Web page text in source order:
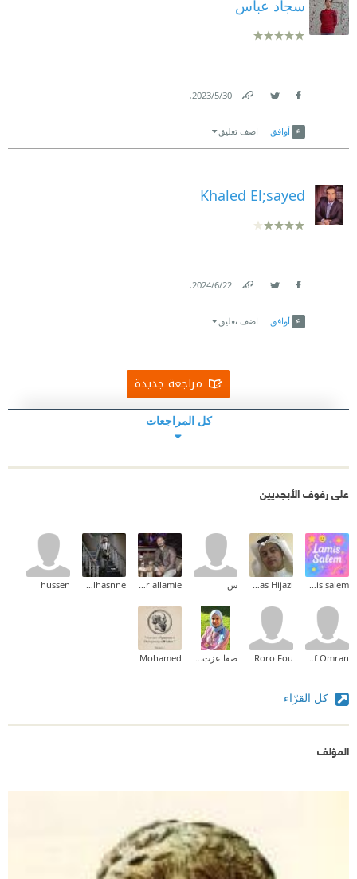
سجاد عباس
30‏/5‏/2023
.
أوافق اضف تعليق
Khaled El;sayed
22‏/6‏/2024
.
أوافق اضف تعليق
مراجعة جديدة
كل المراجعات
على رفوف الأبجديين
س hussen
Roro Fou
Mohamed
كل القرّاء
المؤلف